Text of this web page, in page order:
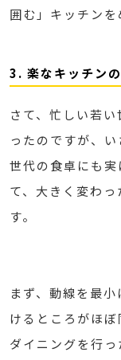
囲む」キッチンを
3. 楽なキッチン
さて、忙しい若
ったのですが、
世代の食卓にも
て、大きく変わ
す。
まず、動線を最
けるところがほ
ダイニングを行